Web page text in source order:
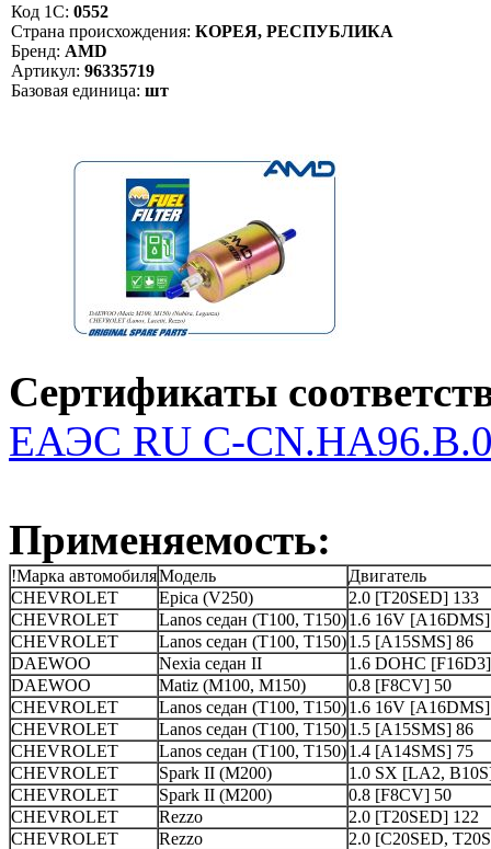
Код 1С: 0552
Страна происхождения: КОРЕЯ, РЕСПУБЛИКА
Бренд: AMD
Артикул: 96335719
Базовая единица: шт
Сертификаты
ЕАЭС RU С-
Применяемость:
!Марка автомобиляМодель
Двигатель
CHEVROLET
Epica (V250)
2.0 [T20SED] 133
CHEVROLET
Lanos седан (T100, T150)1.6 16V
CHEVROLET
Lanos седан (T100, T150)1.5 [A15SMS] 86
DAEWOO
Nexia седан II
1.6 DOHC
DAEWOO
Matiz (M100, M150)
0.8 [F8CV] 50
CHEVROLET
Lanos седан (T100, T150)1.6 16V
CHEVROLET
Lanos седан (T100, T150)1.5 [A15SMS] 86
CHEVROLET
Lanos седан (T100, T150)1.4 [A14SMS] 75
CHEVROLET
Spark II (M200)
1.0 SX [LA2,
CHEVROLET
Spark II (M200)
0.8 [F8CV] 50
CHEVROLET
Rezzo
2.0 [T20SED] 122
CHEVROLET
Rezzo
2.0 [C20SED,